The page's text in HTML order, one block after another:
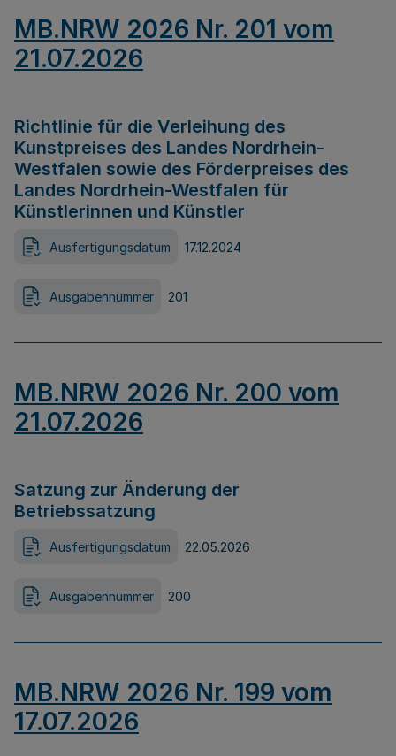
MB.NRW 2026 Nr. 201 vom
21.07.2026
Richtlinie für die Verleihung des
Kunstpreises des Landes Nordrhein-
Westfalen sowie des Förderpreises des
Landes Nordrhein-Westfalen für
Künstlerinnen und Künstler
Ausfertigungsdatum 17.12.2024
Ausgabennummer 201
MB.NRW 2026 Nr. 200 vom
21.07.2026
Satzung zur Änderung der
Betriebssatzung
Ausfertigungsdatum 22.05.2026
Ausgabennummer 200
MB.NRW 2026 Nr. 199 vom
17.07.2026